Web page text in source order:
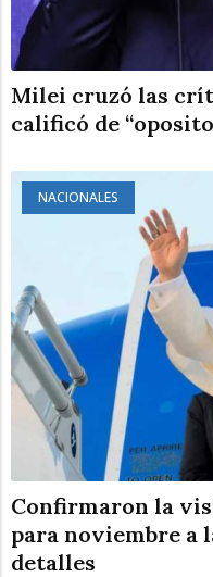
Milei cruzó las
calificó de
NACIONALES
Confirmaron la
para noviembre a
detalles